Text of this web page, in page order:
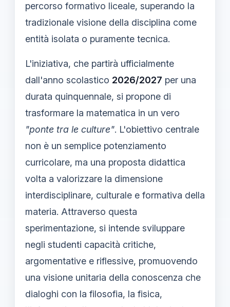
percorso formativo liceale, superando la
tradizionale visione della disciplina come
entità isolata o puramente tecnica.
L'iniziativa, che partirà ufficialmente
dall'anno scolastico 2026/2027 per una
durata quinquennale, si propone di
trasformare la matematica in un vero
"ponte tra le culture". L'obiettivo centrale
non è un semplice potenziamento
curricolare, ma una proposta didattica
volta a valorizzare la dimensione
interdisciplinare, culturale e formativa della
materia. Attraverso questa
sperimentazione, si intende sviluppare
negli studenti capacità critiche,
argomentative e riflessive, promuovendo
una visione unitaria della conoscenza che
dialoghi con la filosofia, la fisica,